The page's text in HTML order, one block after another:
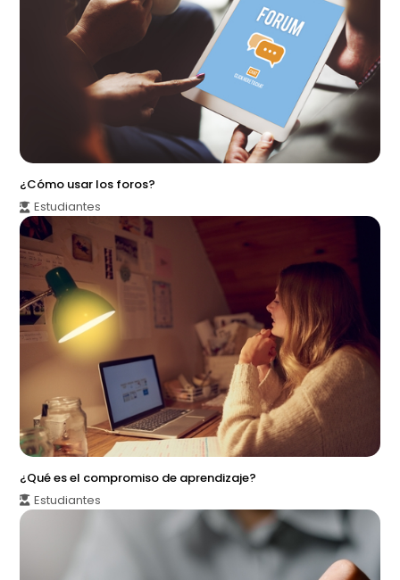
¿Cómo usar los foros?
Estudiantes
¿Qué es el compromiso de aprendizaje?
Estudiantes